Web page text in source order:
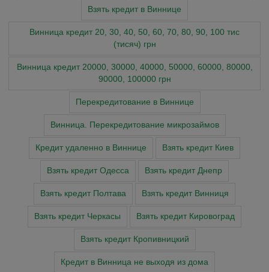
Взять кредит в Виннице
Винница кредит 20, 30, 40, 50, 60, 70, 80, 90, 100 тис
(тисяч) грн
Винница кредит 20000, 30000, 40000, 50000, 60000, 80000,
90000, 100000 грн
Перекредитование в Виннице
Винница. Перекредитование микрозаймов
Кредит удаленно в Виннице Взять кредит Киев
Взять кредит Одесса Взять кредит Днепр
Взять кредит Полтава Взять кредит Винниця
Взять кредит Черкасы Взять кредит Кировоград
Взять кредит Кропивницкий
Кредит в Винница не выходя из дома